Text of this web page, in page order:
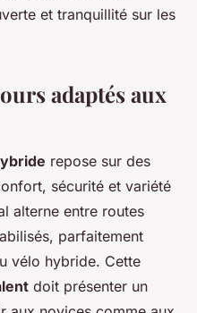
et tranquillité sur les
adaptés aux
repose sur des
sécurité et variété
alterne entre routes
parfaitement
vélo hybride. Cette
doit présenter un